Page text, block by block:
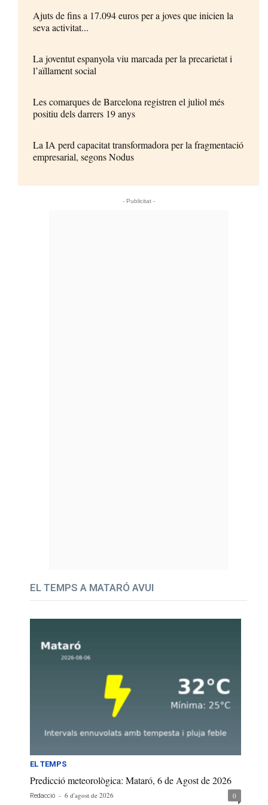
Ajuts de fins a 17.094 euros per a joves que inicien la
seva activitat...
La joventut espanyola viu marcada per la precarietat i
l’aïllament social
Les comarques de Barcelona registren el juliol més
positiu dels darrers 19 anys
La IA perd capacitat transformadora per la fragmentació
empresarial, segons Nodus
- Publicitat -
EL TEMPS A MATARÓ AVUI
EL TEMPS
Predicció meteorològica: Mataró, 6 de Agost de 2026
Redacció - 6 d'agost de 2026 0